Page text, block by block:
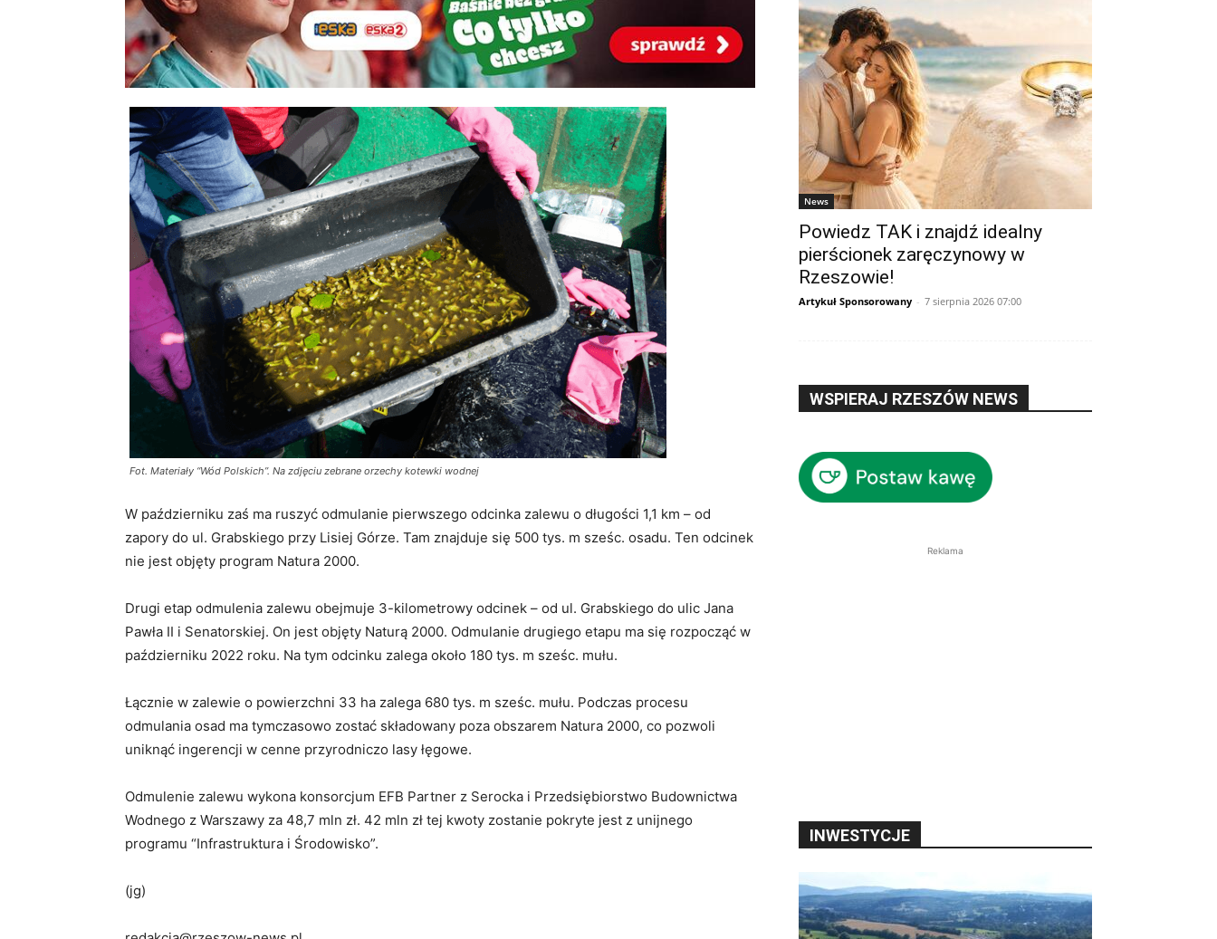
Fot. Materiały “Wód Polskich”. Na zdjęciu zebrane orzechy kotewki wodnej
W październiku zaś ma ruszyć odmulanie pierwszego odcinka zalewu o długości 1,1 km – od
zapory do ul. Grabskiego przy Lisiej Górze. Tam znajduje się 500 tys. m sześc. osadu. Ten odcinek
nie jest objęty program Natura 2000.
Drugi etap odmulenia zalewu obejmuje 3-kilometrowy odcinek – od ul. Grabskiego do ulic Jana
Pawła II i Senatorskiej. On jest objęty Naturą 2000. Odmulanie drugiego etapu ma się rozpocząć w
październiku 2022 roku. Na tym odcinku zalega około 180 tys. m sześc. mułu.
Łącznie w zalewie o powierzchni 33 ha zalega 680 tys. m sześc. mułu. Podczas procesu
odmulania osad ma tymczasowo zostać składowany poza obszarem Natura 2000, co pozwoli
uniknąć ingerencji w cenne przyrodniczo lasy łęgowe.
Odmulenie zalewu wykona konsorcjum EFB Partner z Serocka i Przedsiębiorstwo Budownictwa
Wodnego z Warszawy za 48,7 mln zł. 42 mln zł tej kwoty zostanie pokryte jest z unijnego
programu “Infrastruktura i Środowisko”.
(jg)
News
Powiedz TAK i znajdź idealny
pierścionek zaręczynowy w
Rzeszowie!
Artykuł Sponsorowany - 7 sierpnia 2026 07:00
WSPIERAJ RZESZÓW NEWS
Reklama
INWESTYCJE